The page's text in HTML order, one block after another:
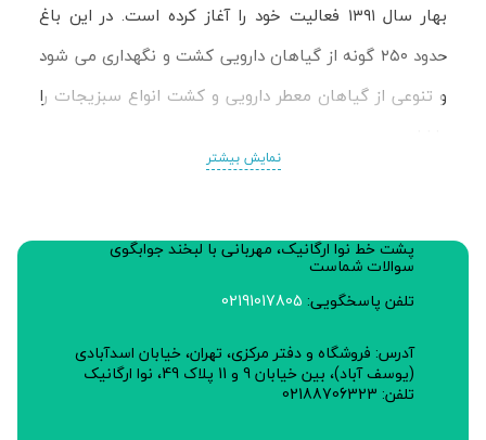
بهار سال ۱۳۹۱ فعالیت خود را آغاز کرده است. در این باغ
حدود ۲۵۰ گونه از گیاهان دارویی کشت و نگهداری می شود
و تنوعی از گیاهان معطر دارویی و کشت انواع سبزیجات را
ضد نفخ و مقوی گوارش، بهبود سرماخوردگی، ضد سرفه،
ضدعفونی کننده است و همین طور به عنوان ادویه هم
طبع:گرم
نمایش بیشتر
پشت خط نوا ارگانیک، مهربانی با لبخند جوابگوی
سوالات شماست
تلفن پاسخگویی: 02191017805
آدرس: فروشگاه و دفتر مرکزی، تهران، خیابان اسدآبادی
(یوسف آباد)، بین خیابان 9 و 11 پلاک 49، نوا ارگانیک
تلفن: 02188706323